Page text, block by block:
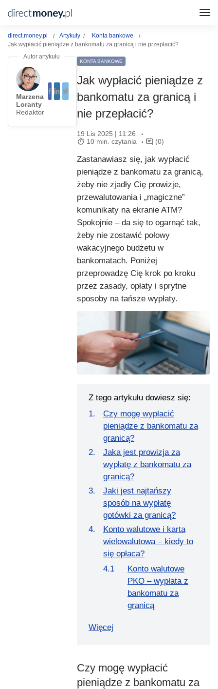
direct.money.pl Artykuły
Konta bankowe
Jak wypłacić pieniądze z bankomatu za granicą i nie przepłacić?
Marzena
Loranty
Redaktor
KONTA BANKOWE
Jak wypłacić pieniądze z
bankomatu za granicą i
nie przepłacić?
19 Lis 2025 | 11:26
10 min. czytania
(0)
Zastanawiasz się, jak wypłacić
pieniądze z bankomatu za granicą,
żeby nie zjadły Cię prowizje,
przewalutowania i „magiczne”
komunikaty na ekranie ATM?
Spokojnie – da się to ogarnąć tak,
żeby nie zostawić połowy
wakacyjnego budżetu w
bankomatach. Poniżej
przeprowadzę Cię krok po kroku
przez zasady, opłaty i sprytne
sposoby na tańsze wypłaty.
Z tego artykułu dowiesz się:
Czy mogę wypłacić
pieniądze z bankomatu za
granicą?
Jaka jest prowizja za
wypłatę z bankomatu za
granicą?
Jaki jest najtańszy
sposób na wypłatę
gotówki za granicą?
Konto walutowe i karta
wielowalutowa – kiedy to
się opłaca?
Konto walutowe
PKO – wypłata z
bankomatu za
granicą
Więcej
Czy mogę wypłacić
pieniądze z bankomatu za